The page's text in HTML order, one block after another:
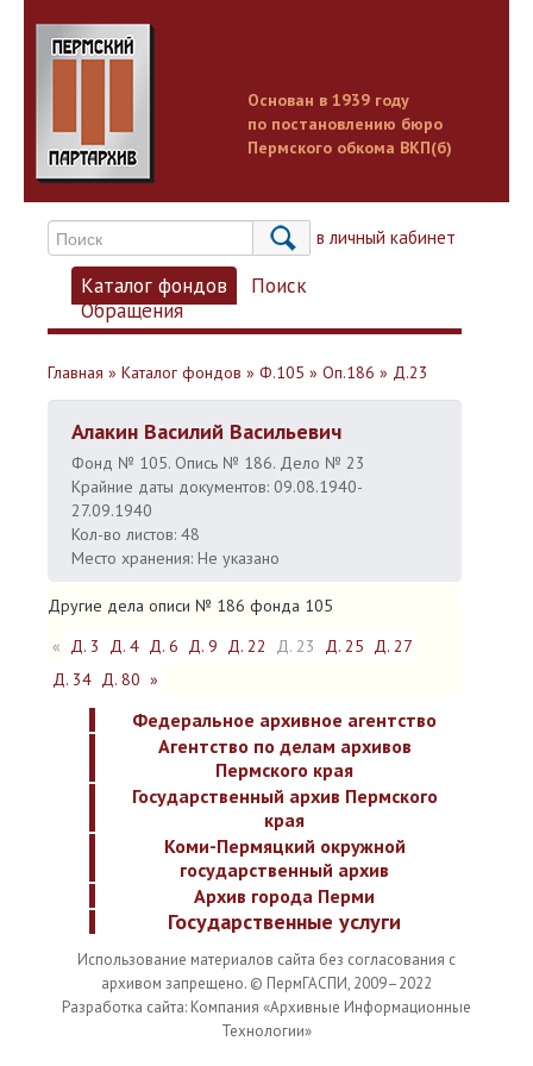
Основан в 1939 году
по постановлению бюро
Пермского обкома ВКП(б)
Вход в личный кабинет
Каталог фондов
Поиск
Обращения
Главная » Каталог фондов » Ф.105 » Оп.186 » Д.23
Алакин Василий Васильевич
Фонд № 105. Опись № 186. Дело № 23
Крайние даты документов: 09.08.1940-
27.09.1940
Кол-во листов: 48
Место хранения: Не указано
Другие дела описи № 186 фонда 105
« Д. 3 Д. 4 Д. 6 Д. 9 Д. 22 Д. 23 Д. 25 Д. 27
Д. 34 Д. 80 »
Федеральное архивное агентство
Агентство по делам архивов
Пермского края
Государственный архив Пермского
края
Коми-Пермяцкий окружной
государственный архив
Архив города Перми
Государственные услуги
Использование материалов сайта без согласования с
архивом запрещено. © ПермГАСПИ, 2009–2022
Разработка сайта: Компания «Архивные Информационные
Технологии»